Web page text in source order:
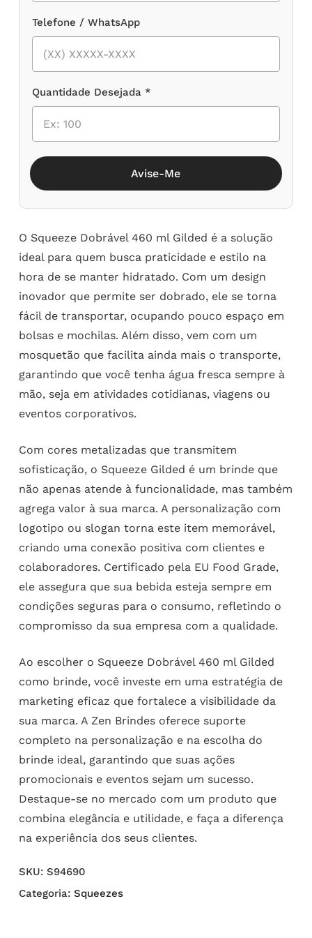
Telefone / WhatsApp
Quantidade Desejada *
Avise-Me
O Squeeze Dobrável 460 ml Gilded é a solução
ideal para quem busca praticidade e estilo na
hora de se manter hidratado. Com um design
inovador que permite ser dobrado, ele se torna
fácil de transportar, ocupando pouco espaço em
bolsas e mochilas. Além disso, vem com um
mosquetão que facilita ainda mais o transporte,
garantindo que você tenha água fresca sempre à
mão, seja em atividades cotidianas, viagens ou
eventos corporativos.
Com cores metalizadas que transmitem
sofisticação, o Squeeze Gilded é um brinde que
não apenas atende à funcionalidade, mas também
agrega valor à sua marca. A personalização com
logotipo ou slogan torna este item memorável,
criando uma conexão positiva com clientes e
colaboradores. Certificado pela EU Food Grade,
ele assegura que sua bebida esteja sempre em
condições seguras para o consumo, refletindo o
compromisso da sua empresa com a qualidade.
Ao escolher o Squeeze Dobrável 460 ml Gilded
como brinde, você investe em uma estratégia de
marketing eficaz que fortalece a visibilidade da
sua marca. A Zen Brindes oferece suporte
completo na personalização e na escolha do
brinde ideal, garantindo que suas ações
promocionais e eventos sejam um sucesso.
Destaque-se no mercado com um produto que
combina elegância e utilidade, e faça a diferença
na experiência dos seus clientes.
SKU: S94690
Categoria: Squeezes